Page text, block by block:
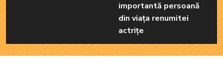
importantă persoană
din viața renumitei
actrițe